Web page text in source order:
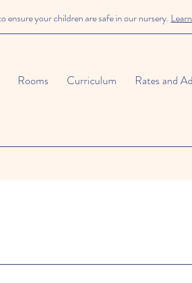
ensure your children are safe in our nursery.
Rooms Curriculum Rates and